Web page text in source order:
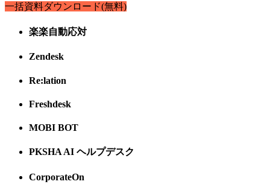
一括資料ダウンロード(無料)
楽楽自動応対
Zendesk
Re:lation
Freshdesk
MOBI BOT
PKSHA AI ヘルプデスク
CorporateOn